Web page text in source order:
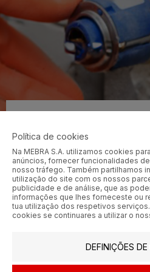
O produto que procura
ou
VOLTAR À
Política de cookies
Na MEBRA S.A. utilizamos cookies
anúncios, fornecer funcionalidades
nosso tráfego. Também partilhamos
utilização do site com os nossos
publicidade e de análise, que as
informações que lhes forneceste ou
tua utilização dos respetivos
cookies se continuares a utilizar o
DEFINIÇÕES